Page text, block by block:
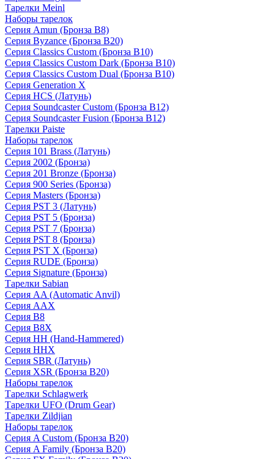
Тарелки Meinl
Наборы тарелок
Серия Amun (Бронза B8)
Серия Byzance (Бронза B20)
Серия Classics Custom (Бронза B10)
Серия Classics Custom Dark (Бронза B10)
Серия Classics Custom Dual (Бронза B10)
Серия Generation X
Серия HCS (Латунь)
Серия Soundcaster Custom (Бронза B12)
Серия Soundcaster Fusion (Бронза B12)
Тарелки Paiste
Наборы тарелок
Серия 101 Brass (Латунь)
Серия 2002 (Бронза)
Серия 201 Bronze (Бронза)
Серия 900 Series (Бронза)
Серия Masters (Бронза)
Серия PST 3 (Латунь)
Серия PST 5 (Бронза)
Серия PST 7 (Бронза)
Серия PST 8 (Бронза)
Серия PST X (Бронза)
Серия RUDE (Бронза)
Серия Signature (Бронза)
Тарелки Sabian
Серия AA (Automatic Anvil)
Серия AAX
Серия B8
Серия B8X
Серия HH (Hand-Hammered)
Серия HHX
Серия SBR (Латунь)
Серия XSR (Бронза B20)
Наборы тарелок
Тарелки Schlagwerk
Тарелки UFO (Drum Gear)
Тарелки Zildjian
Наборы тарелок
Серия A Custom (Бронза B20)
Серия A Family (Бронза B20)